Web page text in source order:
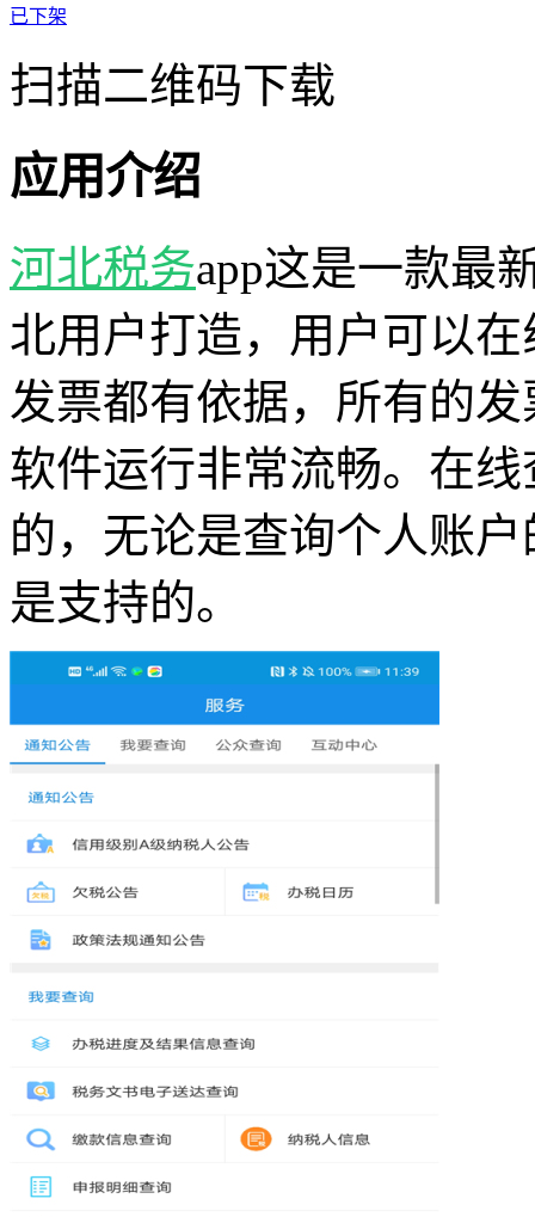
已下架
扫描二维码下载
应用介绍
河北税务app这是一款最
北用户打造，用户可以
发票都有依据，所有的
软件运行非常流畅。在
的，无论是查询个人账
是支持的。